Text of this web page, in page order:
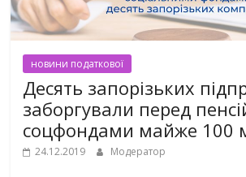
новини податкової
Десять запорізьких
заборгували перед
соцфондами майже 100
24.12.2019 Модератор